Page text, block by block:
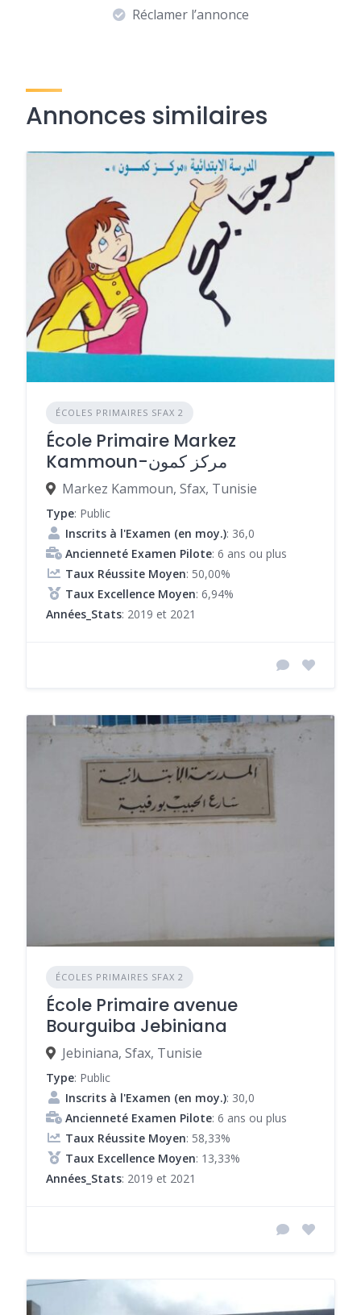
Réclamer l’annonce
Annonces similaires
ÉCOLES PRIMAIRES SFAX 2
École Primaire Markez
Kammoun-مركز كمون
Markez Kammoun, Sfax, Tunisie
Type: Public
Inscrits à l'Examen (en moy.): 36,0
Ancienneté Examen Pilote: 6 ans ou plus
Taux Réussite Moyen: 50,00%
Taux Excellence Moyen: 6,94%
Années_Stats: 2019 et 2021
ÉCOLES PRIMAIRES SFAX 2
École Primaire avenue
Bourguiba Jebiniana
Jebiniana, Sfax, Tunisie
Type: Public
Inscrits à l'Examen (en moy.): 30,0
Ancienneté Examen Pilote: 6 ans ou plus
Taux Réussite Moyen: 58,33%
Taux Excellence Moyen: 13,33%
Années_Stats: 2019 et 2021